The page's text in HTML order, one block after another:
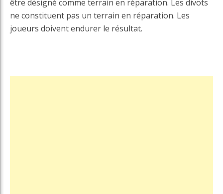
être désigné comme terrain en réparation. Les divots
ne constituent pas un terrain en réparation. Les
joueurs doivent endurer le résultat.